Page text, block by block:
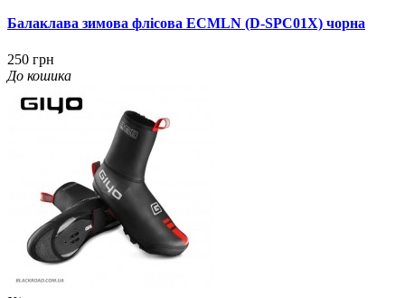
Балаклава зимова флісова ECMLN (D-SPC01X) чорна
250 грн
До кошика